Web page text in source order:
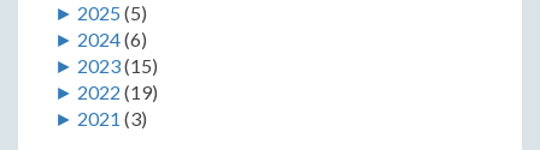
► 2025 (5)
► 2024(6)
► 2023(15)
► 2022 (19)
► 2021 (3)